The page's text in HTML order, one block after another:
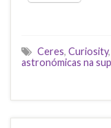
Ceres, Curiosity,
astronómicas na